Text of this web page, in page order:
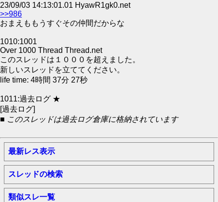
23/09/03 14:13:01.01 HyawR1gk0.net
>>986
おまえももうすぐその仲間だからな
1010:1001
Over 1000 Thread Thread.net
このスレッドは１０００を超えました。
新しいスレッドを立ててください。
life time: 4時間 37分 27秒
1011:過去ログ ★
[過去ログ]
■ このスレッドは過去ログ倉庫に格納されています
最新レス表示
スレッドの検索
類似スレ一覧